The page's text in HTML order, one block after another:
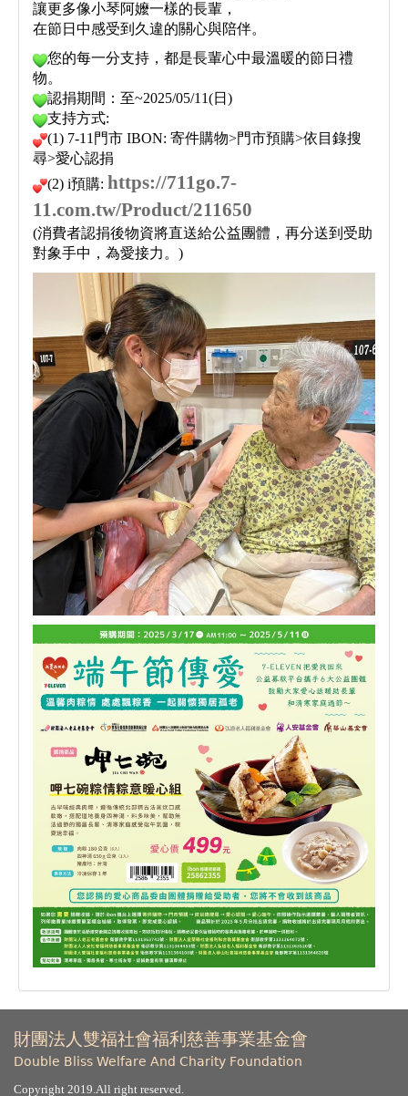
讓更多像小琴阿嬤一樣的長輩，
在節日中感受到久違的關心與陪伴。
您的每一分支持，都是長輩心中最溫暖的節日禮
物。
認捐期間：至~2025/05/11(日)
支持方式:
(1) 7-11門市 IBON: 寄件購物>門市預購>依目錄搜
尋>愛心認捐
(2) i預購: https://711go.7-
11.com.tw/Product/211650
(消費者認捐後物資將直送給公益團體，再分送到受助
對象手中，為愛接力。)
財團法人雙福社會福利慈善事業基金會
Double Bliss Welfare And Charity Foundation
Copyright 2019.All right reserved.